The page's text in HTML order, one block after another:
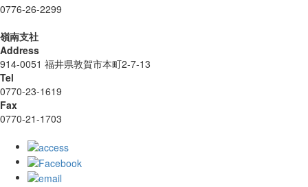
0776-26-2299
嶺南支社
Address
914-0051 福井県敦賀市本町2-7-13
Tel
0770-23-1619
Fax
0770-21-1703